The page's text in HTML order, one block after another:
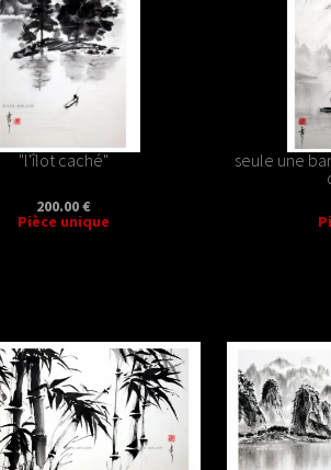
"l'îlot caché"
200.00 €
Pièce unique
seule une